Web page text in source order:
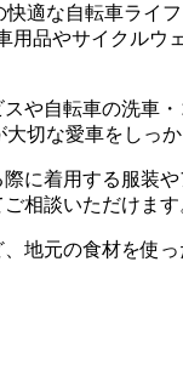
適な自転車ラ
品やサイクル
や自転車の洗車
切な愛車をしっ
に着用する服装
相談いただけます
地元の食材を使